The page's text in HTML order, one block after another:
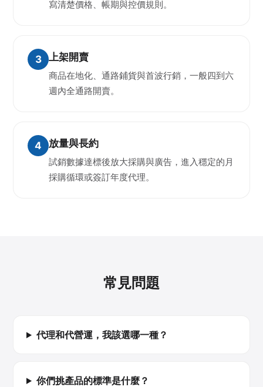
寫清楚價格、帳期與控價規則。
上架開賣
商品在地化、通路鋪貨與首波行銷，一般四到六
週內全通路開賣。
放量與長約
試銷數據達標後放大採購與廣告，進入穩定的月
採購循環或簽訂年度代理。
常見問題
代理和代營運，我該選哪一種？
你們挑產品的標準是什麼？